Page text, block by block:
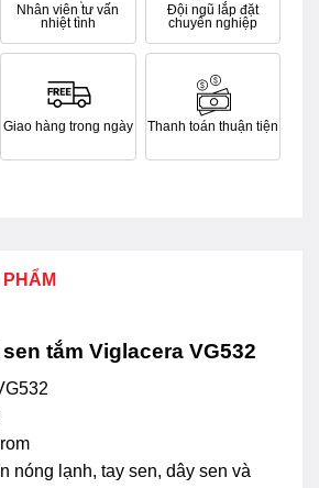
Nhân viên tư vấn
nhiệt tình
Đội ngũ lắp đặt
chuyên nghiệp
Giao hàng trong ngày Thanh toán thuận tiện
tắm Viglacera VG532
nóng lạnh, tay sen, dây sen và